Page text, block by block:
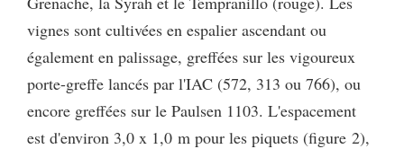
vignes sont cultivées en espalier ascendant ou
également en palissage, greffées sur les vigoureux
porte-greffe lancés par l'IAC (572, 313 ou 766), ou
encore greffées sur le Paulsen 1103. L'espacement
est d'environ 3,0 x 1,0 m pour les piquets (figure 2),